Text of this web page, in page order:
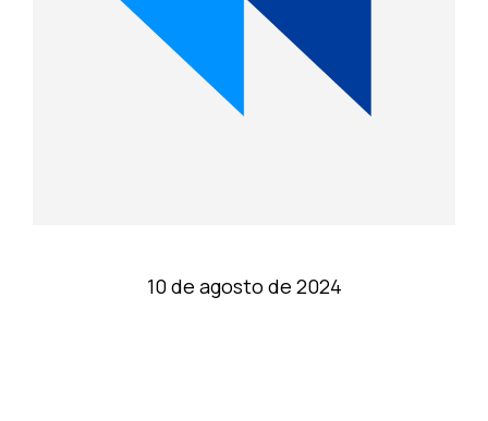
10 de agosto de 2024